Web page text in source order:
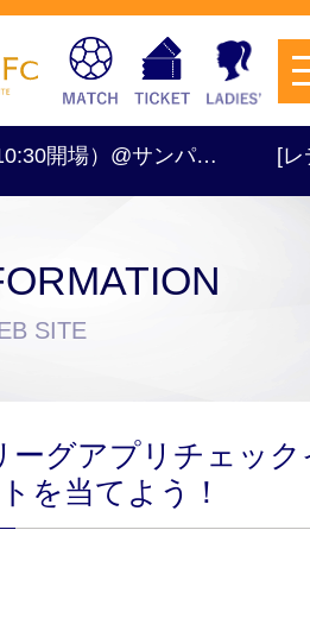
アクセス
場）@サンパ… [レディ
SITE
ーグアプリチェック
を当てよう！